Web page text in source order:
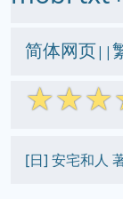
简体网页||
☆☆☆
[日] 安宅和人